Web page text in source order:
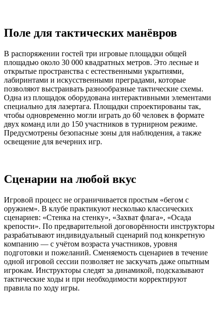
Поле для тактических манёвров
В распоряжении гостей три игровые площадки общей
площадью около 30 000 квадратных метров. Это лесные и
открытые пространства с естественными укрытиями,
лабиринтами и искусственными преградами, которые
позволяют выстраивать разнообразные тактические схемы.
Одна из площадок оборудована интерактивными элементами
специально для лазертага. Площадки спроектированы так,
чтобы одновременно могли играть до 60 человек в формате
двух команд или до 150 участников в турнирном режиме.
Предусмотрены безопасные зоны для наблюдения, а также
освещение для вечерних игр.
Сценарии на любой вкус
Игровой процесс не ограничивается простым «бегом с
оружием». В клубе практикуют несколько классических
сценариев: «Стенка на стенку», «Захват флага», «Осада
крепости». По предварительной договорённости инструкторы
разрабатывают индивидуальный сценарий под конкретную
компанию — с учётом возраста участников, уровня
подготовки и пожеланий. Сменяемость сценариев в течение
одной игровой сессии позволяет не заскучать даже опытным
игрокам. Инструкторы следят за динамикой, подсказывают
тактические ходы и при необходимости корректируют
правила по ходу игры.